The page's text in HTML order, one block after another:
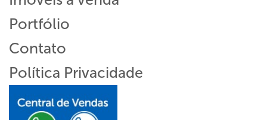
Portfólio
Contato
Política Privacidade